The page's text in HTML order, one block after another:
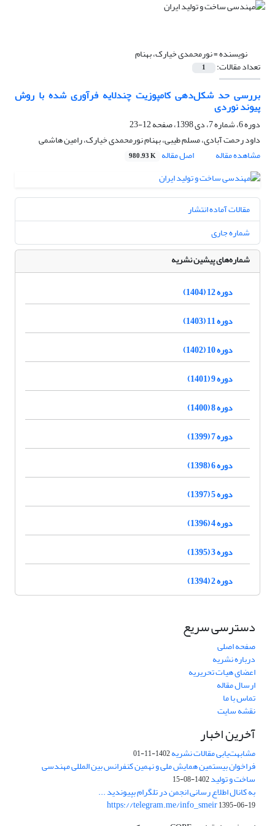
نویسنده =نورمحمدی خیارک، بهنام
تعداد مقالات: 1
بررسی حد شکل‌دهی کامپوزیت چندلایه فرآوری شده با روش
پیوند نوردی
دوره 6، شماره 7، دی 1398، صفحه
12-23
داود رحمت آبادی، مسلم طیبی، بهنام نورمحمدی خیارک، رامین هاشمی
مشاهده مقاله
اصل مقاله 980.93 K
مقالات آماده انتشار
شماره جاری
شماره‌های پیشین نشریه
دوره 12 (1404)
دوره 11 (1403)
دوره 10 (1402)
دوره 9 (1401)
دوره 8 (1400)
دوره 7 (1399)
دوره 6 (1398)
دوره 5 (1397)
دوره 4 (1396)
دوره 3 (1395)
دوره 2 (1394)
دسترسی سریع
صفحه اصلی
درباره نشریه
اعضای هیات تحریریه
ارسال مقاله
تماس با ما
نقشه سایت
آخرین اخبار
مشابهت‌یابی مقالات نشریه1402-11-01
فراخوان بیستمین همایش ملی و نهمین کنفرانس بین المللی مهندسی
ساخت و تولید1402-08-15
به کانال اطلاع رسانی انجمن در تلگرام بپیوندید ...
https://telegram.me/info_smeir1395-06-19